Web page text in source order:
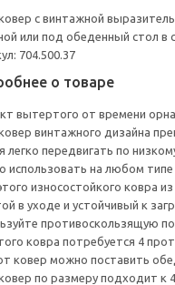
с винтажной
или под обеденный стол в
704.500.37
о товаре
вытертого от времени
винтажного дизайна
легко передвигать по
использовать на любом
износостойкого ковра
в уходе и устойчивый к
противоскользящую
ковра потребуется 4
ковер можно поставить
по размеру подходит к